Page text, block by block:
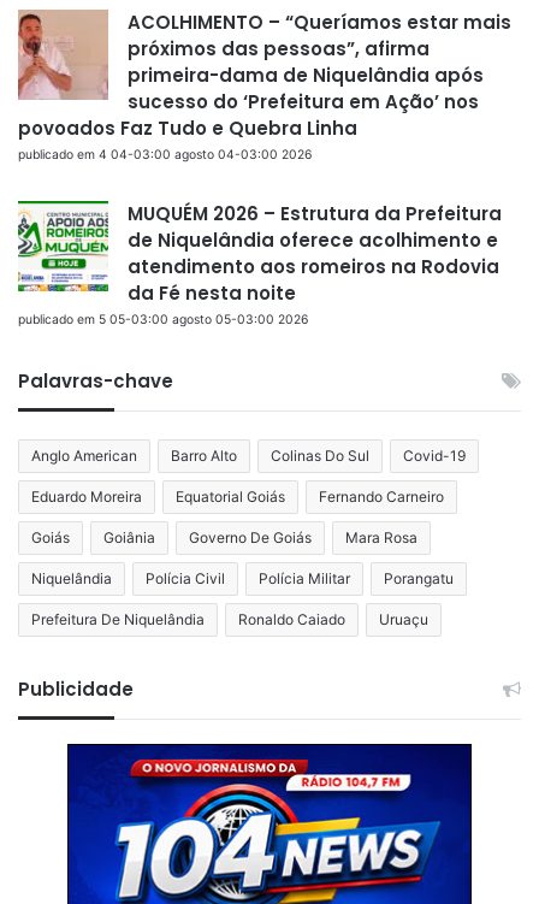
ACOLHIMENTO – “Queríamos estar mais
próximos das pessoas”, afirma
primeira-dama de Niquelândia após
sucesso do ‘Prefeitura em Ação’ nos
povoados Faz Tudo e Quebra Linha
publicado em 4 04-03:00 agosto 04-03:00 2026
MUQUÉM 2026 – Estrutura da Prefeitura
de Niquelândia oferece acolhimento e
atendimento aos romeiros na Rodovia
da Fé nesta noite
publicado em 5 05-03:00 agosto 05-03:00 2026
Palavras-chave
Anglo American Barro Alto Colinas Do Sul Covid-19
Eduardo Moreira Equatorial Goiás Fernando Carneiro
Goiás Goiânia Governo De Goiás Mara Rosa
Niquelândia Polícia Civil Polícia Militar Porangatu
Prefeitura De Niquelândia Ronaldo Caiado Uruaçu
Publicidade